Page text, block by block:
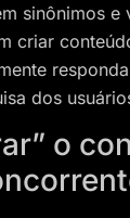
sinônimos e
criar
dos
o